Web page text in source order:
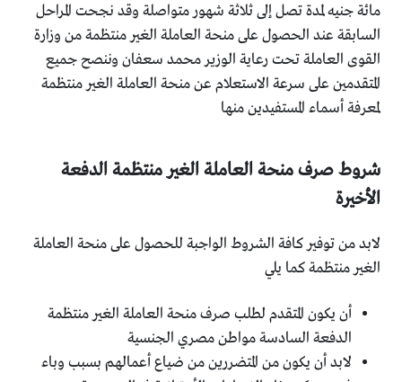
مائة جنيه لمدة تصل إلى ثلاثة شهور متواصلة وقد نجحت المراحل
السابقة عند الحصول على منحة العاملة الغير منتظمة من وزارة
القوى العاملة تحت رعاية الوزير محمد سعفان وننصح جميع
المتقدمين على سرعة الاستعلام عن منحة العاملة الغير منتظمة
لمعرفة أسماء المستفيدين منها
شروط صرف منحة العاملة الغير منتظمة الدفعة
الأخيرة
لابد من توفير كافة الشروط الواجبة للحصول على منحة العاملة
الغير منتظمة كما يلي
أن يكون المتقدم لطلب صرف منحة العاملة الغير منتظمة
الدفعة السادسة مواطن مصري الجنسية
لابد أن يكون من المتضررين من ضياع أعمالهم بسبب وباء